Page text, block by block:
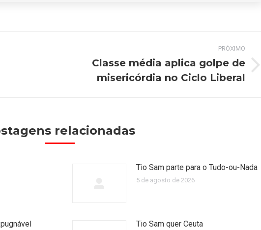
PRÓXIMO
Classe média aplica golpe de
misericórdia no Ciclo Liberal
relacionadas
Tio Sam parte para o Tudo-ou-Nada
5 de agosto de 2026
Tio Sam quer Ceuta